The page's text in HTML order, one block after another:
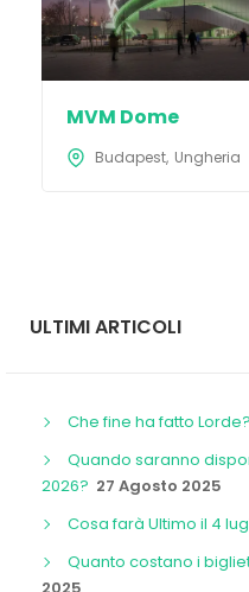
MVM Dome
Budapest Ungheria
ULTIMI ARTICOLI
Che fine ha fatto Lorde?
Quando saranno
2026? 27 Agosto 2025
Cosa farà Ultimo il 4
Quanto costano i
2025